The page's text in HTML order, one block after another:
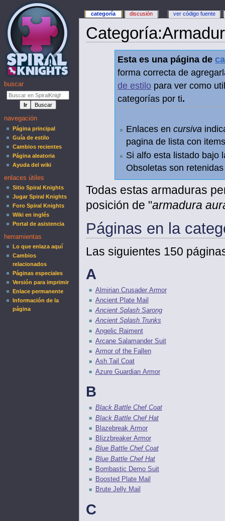
Categoría:
Esta es una página de
forma correcta de
de estilopara ver como
categorías por ti.
Enlaces encursiva
pagina de lista con
Si alfo esta listado bajo
Obsoletas son
Todas estas armaduras
posición de "armadura
Páginas en la
Las siguientes 150
A
Almirian Crusader Armor
Ancient Plate Mail
Ancient Splash Sarong
Ancient Splash Trunks
Angelic Raiment
Arcane Salamander Suit
Armor of the Fallen
Ash Tail Coat
Azure Guardian Armor
B
Black Battle Chef Coat
Black Battle Chef Hat
Blazebreak Armor
Blizzbreaker Armor
Blue Battle Chef Coat
Blue Battle Chef Hat
Bombastic Demo Suit
Boosted Plate Mail
Brute Jelly Mail
C
categoría discusión ver código fuente
buscar
navegación
Página principal
Guía de estilo
Cambios recientes
Página aleatoria
Ayuda del wiki
enlaces útiles
Sitio Spiral Knights
Jugar Spiral Knights
Foro Spiral Knights
Wiki en inglés
Portal de asistencia
herramientas
Lo que enlaza aquí
Cambios
relacionados
Páginas especiales
Versión para imprimir
Enlace permanente
Información de la
página